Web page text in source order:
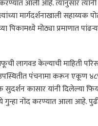
आली आहे. त्यानुसार
मार्गदर्शनाखाली सहाय्यक
मोठ्या प्रमाणात
लागवड केल्याची माहिती
पंचनामा करून एकूण
कासार यांनी दिलेल्या
गुन्हा नोंद करण्यात आला आहे.